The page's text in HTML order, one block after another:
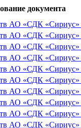
документа
АО «СДК «Сириус»
АО «СДК «Сириус»
АО «СДК «Сириус»
АО «СДК «Сириус»
АО «СДК «Сириус»
АО «СДК «Сириус»
АО «СДК «Сириус»
АО «СДК «Сириус»
АО «СДК «Сириус»
АО «СДК «Сириус»